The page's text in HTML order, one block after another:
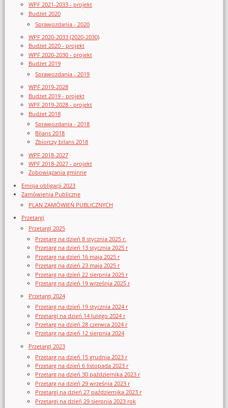
WPF 2021-2033 - projekt
Budżet 2020
Sprawozdania - 2020
WPF 2020-2033 (2020-2030)
Budżet 2020 - projekt
WPF 2020-2030 - projekt
Budżet 2019
Sprawozdania - 2019
WPF 2019-2028
Budżet 2019 - projekt
WPF 2019-2028 - projekt
Budżet 2018
Sprawozdania - 2018
Bilans 2018
Zbiorczy bilans 2018
WPF 2018-2027
WPF 2018-2027 - projekt
Zobowiązania gminne
Emisja obligacji 2023
Zamówienia Publiczne
PLAN ZAMÓWIEŃ PUBLICZNYCH
Przetargi
Przetargi 2025
Przetarg na dzień 8 stycznia 2025 r.
Przetarg na dzień 13 stycznia 2025 r
Przetarg na dzień 16 maja 2025 r
Przetarg na dzień 23 maja 2025 r
Przetarg na dzień 22 sierpnia 2025 r
Przetarg na dzień 19 września 2025 r
Przetargi 2024
Przetarg na dzień 19 stycznia 2024 r
Przetargi na dzień 14 lutego 2024 r
Przetarg na dzień 28 czerwca 2024 r
Przetarg na dzień 12 sierpnia 2024
Przetargi 2023
Przetarg na dzień 15 grudnia 2023 r
Przetarg na dzień 6 listopada 2023 r
Przetarg na dzień 30 października 2023 r
Przetarg na dzień 29 września 2023 r
Przetargi na dzień 27 października 2023 r
Przetargi na dzień 29 sierpnia 2023 rok